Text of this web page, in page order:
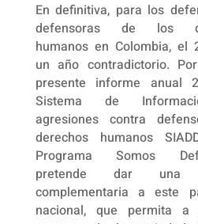
En definitiva, para los
defensoras de los
humanos en Colombia, el
un año contradictorio.
presente informe anual
Sistema de
agresiones contra
derechos humanos
Programa Somos
pretende dar una
complementaria a este
nacional, que permita a